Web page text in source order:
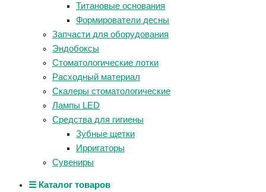
Титановые основания
Формирователи десны
Запчасти для оборудования
Эндобоксы
Стоматологические лотки
Расходный материал
Скалеры стоматологические
Лампы LED
Средства для гигиены
Зубные щетки
Ирригаторы
Сувениры
☰ Каталог товаров